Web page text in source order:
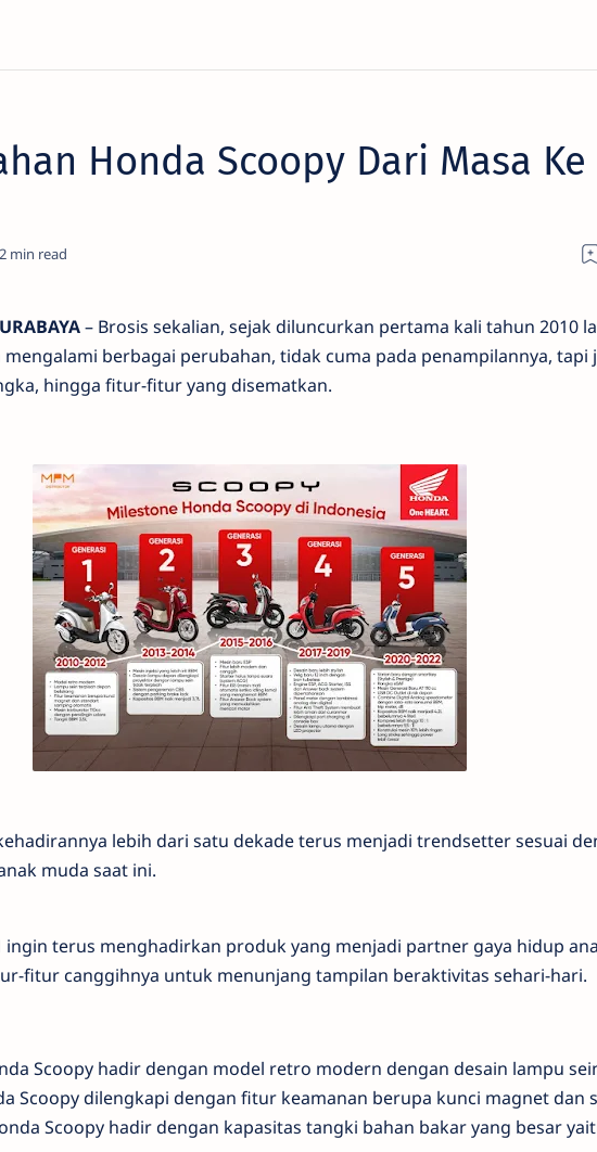
Honda Scoopy Dari Masa Ke
2
– Brosis sekalian, sejak diluncurkan pertama kali tahun 2010
mengalami berbagai perubahan, tidak cuma pada penampilannya, tapi
hingga fitur-fitur yang disematkan.
lebih dari satu dekade terus menjadi trendsetter sesuai
muda saat ini.
ingin terus menghadirkan produk yang menjadi partner gaya hidup
fitur canggihnya untuk menunjang tampilan beraktivitas sehari-hari.
Scoopy hadir dengan model retro modern dengan desain lampu
Scoopy dilengkapi dengan fitur keamanan berupa kunci magnet dan
Scoopy hadir dengan kapasitas tangki bahan bakar yang besar